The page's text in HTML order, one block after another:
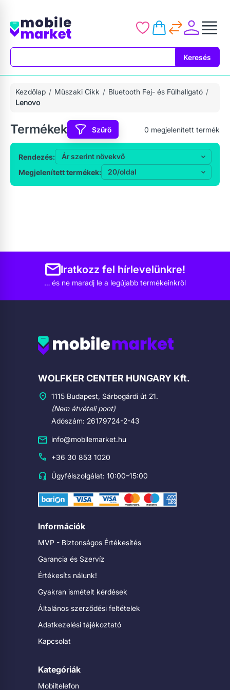
Keresés
Kezdőlap Műszaki Cikk
Bluetooth Fej- és Fülhallgató
Lenovo
Termékek Szűrő 0 megjelenített termék
Rendezés:
Megjelenített termékek:
Iratkozz fel hírlevelünkre!
… és ne maradj le a legújabb termékeinkről
Cégadatok
WOLFKER CENTER HUNGARY Kft.
1115 Budapest, Sárbogárdi út 21.
(Nem átvételi pont)
Adószám: 26179724-2-43
info@mobilemarket.hu
+36 30 853 1020
Ügyfélszolgálat: 10:00–15:00
Információk
MVP - Biztonságos Értékesítés
Garancia és Szervíz
Értékesíts nálunk!
Gyakran ismételt kérdések
Általános szerződési feltételek
Adatkezelési tájékoztató
Kapcsolat
Kategóriák
Mobiltelefon